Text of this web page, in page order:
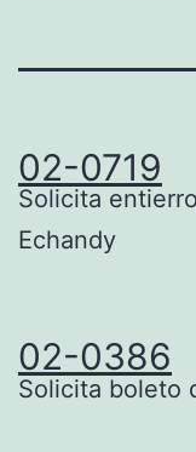
02-0719
Solicita
Echandy
02-0386
Solicita boleto